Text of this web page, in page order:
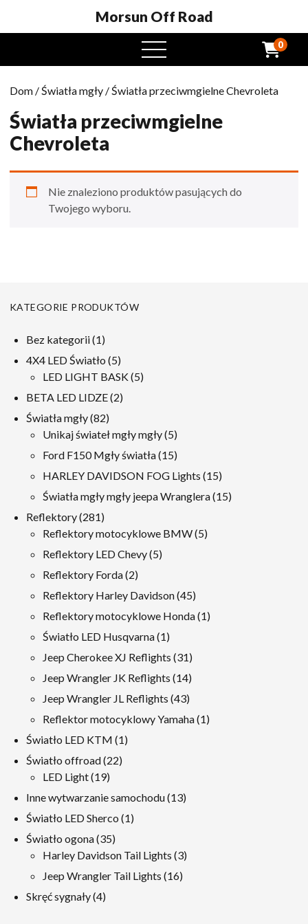
Morsun Off Road
Otwarte
menu
0
Dom /Światła mgły / Światła przeciwmgielne Chevroleta
Światła przeciwmgielne
Chevroleta
Nie znaleziono produktów pasujących do
Twojego wyboru.
KATEGORIE PRODUKTÓW
Bez kategorii 11
produkt
4X4 LED Światło 55
produkty
LED LIGHT BASK 55
BETA LED LIDZE 22
Światła mgły 8282
produkty
Unikaj świateł mgły mgły 55
produkty
Ford F150 Mgły światła 1515
produkty
HARLEY DAVIDSON FOG Lights 1515
produkty
Światła mgły mgły jeepa Wranglera 1515
Reflektory 281281
produkty
Reflektory motocyklowe BMW 55
Reflektory LED Chevy 55
Reflektory Forda 22
produkty
Reflektory Harley Davidson 4545
produkty
Reflektory motocyklowe Honda 11
Światło LED Husqvarna 11
produkt
Jeep Cherokee XJ Reflights 3131
produkty
Jeep Wrangler JK Reflights 1414
produkty
Jeep Wrangler JL Reflights 4343
produkty
Reflektor motocyklowy Yamaha 11
Światło LED KTM 11
Światło offroad 2222
LED Light 1919
produkty
Inne wytwarzanie samochodu 1313
Światło LED Sherco 11
Światło ogona 3535
produkty
Harley Davidson Tail Lights 33
Jeep Wrangler Tail Lights 1616
Skręć sygnały 44